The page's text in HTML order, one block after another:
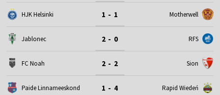
HJK Helsinki 1 - 1 Motherwell
Jablonec 2 - 0 RFS
FC Noah 2 - 2 Sion
Paide Linnameeskond 1 - 4 Rapid Wiedeń